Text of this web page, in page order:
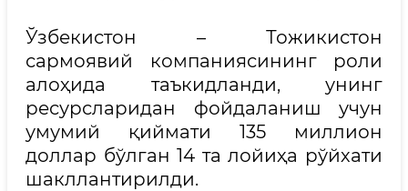
Ўзбекистон – Тожикистон
сармоявий компаниясининг роли
алоҳида таъкидланди, унинг
ресурсларидан фойдаланиш учун
умумий қиймати 135 миллион
доллар бўлган 14 та лойиҳа рўйхати
шакллантирилди.